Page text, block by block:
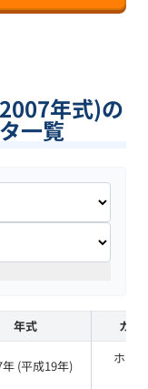
年式)の
一覧
年式 カラ
年 (平成19年)
ホワ